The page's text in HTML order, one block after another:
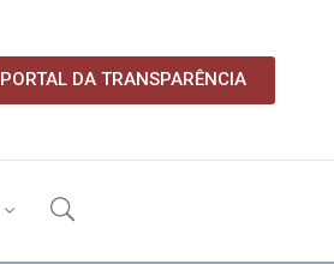
PORTAL DA TRANSPARÊNCIA